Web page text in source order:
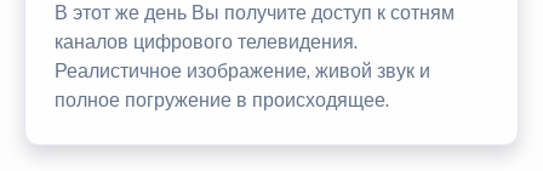
В этот же день Вы получите доступ к сотням
каналов цифрового телевидения.
Реалистичное изображение, живой звук и
полное погружение в происходящее.